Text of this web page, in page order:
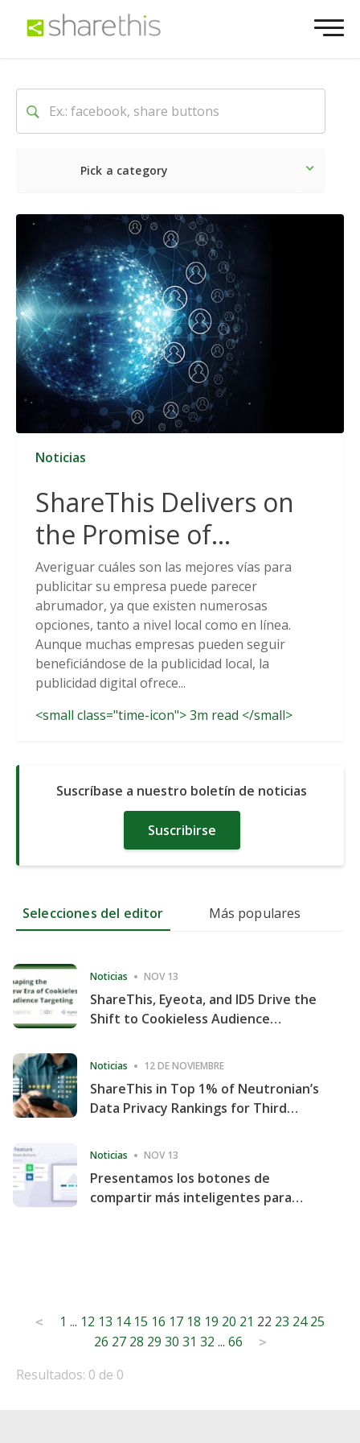
Pick a category
Lo último Social
Noticias
ShareThis Delivers on
the Promise of
Cookieless Data
Solutions
Averiguar cuáles son las mejores vías para
publicitar su empresa puede parecer
abrumador, ya que existen numerosas
opciones, tanto a nivel local como en línea.
Aunque muchas empresas pueden seguir
beneficiándose de la publicidad local, la
publicidad digital ofrece...
<small class="time-icon"> 3m read </small>
Suscríbase a nuestro boletín de noticias
Suscribirse
Selecciones del editor Más populares
Noticias NOV 13
ShareThis, Eyeota, and ID5 Drive the
Shift to Cookieless Audience
Noticias 12 DE NOVIEMBRE
ShareThis in Top 1% of Neutronian’s
Data Privacy Rankings for Third
Noticias NOV 13
Presentamos los botones de
compartir más inteligentes para
Posts
pagination
< 1 ... 12 13 14 15 16 17 18 19 20 21 22 23 24 25
26 27 28 29 30 31 32 ... 66 >
Resultados: 0 de 0